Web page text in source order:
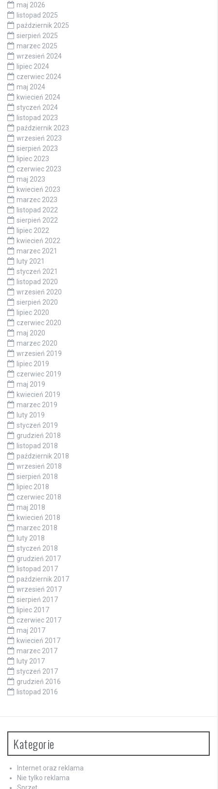
maj 2026
listopad 2025
październik 2025
sierpień 2025
marzec 2025
wrzesień 2024
lipiec 2024
czerwiec 2024
maj 2024
kwiecień 2024
styczeń 2024
listopad 2023
październik 2023
wrzesień 2023
sierpień 2023
lipiec 2023
czerwiec 2023
maj 2023
kwiecień 2023
marzec 2023
listopad 2022
sierpień 2022
lipiec 2022
kwiecień 2022
marzec 2021
luty 2021
styczeń 2021
listopad 2020
wrzesień 2020
sierpień 2020
lipiec 2020
czerwiec 2020
maj 2020
marzec 2020
wrzesień 2019
lipiec 2019
czerwiec 2019
maj 2019
kwiecień 2019
marzec 2019
luty 2019
styczeń 2019
grudzień 2018
listopad 2018
październik 2018
wrzesień 2018
sierpień 2018
lipiec 2018
czerwiec 2018
maj 2018
kwiecień 2018
marzec 2018
luty 2018
styczeń 2018
grudzień 2017
listopad 2017
październik 2017
wrzesień 2017
sierpień 2017
lipiec 2017
czerwiec 2017
maj 2017
kwiecień 2017
marzec 2017
luty 2017
styczeń 2017
grudzień 2016
listopad 2016
Kategorie
Internet oraz reklama
Nie tylko reklama
Sprzęt